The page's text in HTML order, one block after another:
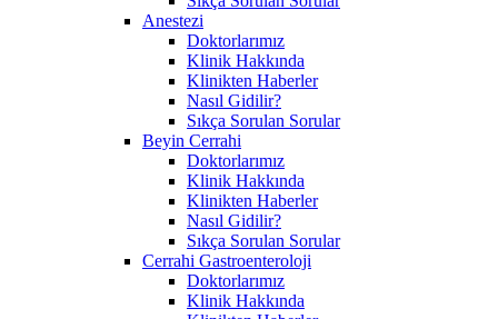
Anestezi
Doktorlarımız
Klinik Hakkında
Klinikten Haberler
Nasıl Gidilir?
Sıkça Sorulan Sorular
Beyin Cerrahi
Doktorlarımız
Klinik Hakkında
Klinikten Haberler
Nasıl Gidilir?
Sıkça Sorulan Sorular
Cerrahi Gastroenteroloji
Doktorlarımız
Klinik Hakkında